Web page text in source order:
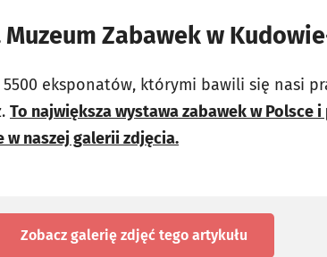
Zabawek w
eksponatów, którymi bawili się nasi
To największa wystawa zabawek w Polsce
w naszej galerii zdjęcia.
Zobacz galerię zdjęć tego artykułu